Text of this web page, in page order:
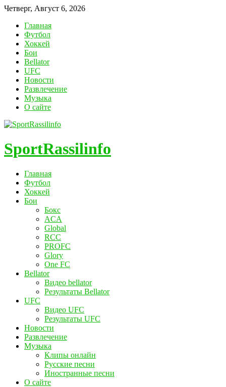
Четверг, Август 6, 2026
Главная
Футбол
Хоккей
Бои
Bellator
UFC
Новости
Развлечение
Музыка
О сайте
SportRassilinfo
Главная
Футбол
Хоккей
Бои
Бокс
ACA
Global
RCC
PROFC
Glory
One FC
Bellator
Видео bellator
Результаты Bellator
UFC
Видео UFC
Результаты UFC
Новости
Развлечение
Музыка
Клипы онлайн
Русские песни
Иностранные песни
О сайте